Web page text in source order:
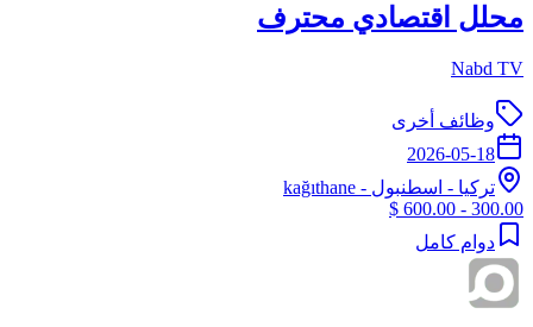
محلل اقتصادي محترف
Nabd TV
وظائف أخرى
2026-05-18
تركيا - اسطنبول - kağıthane
300.00 - 600.00 $
دوام كامل